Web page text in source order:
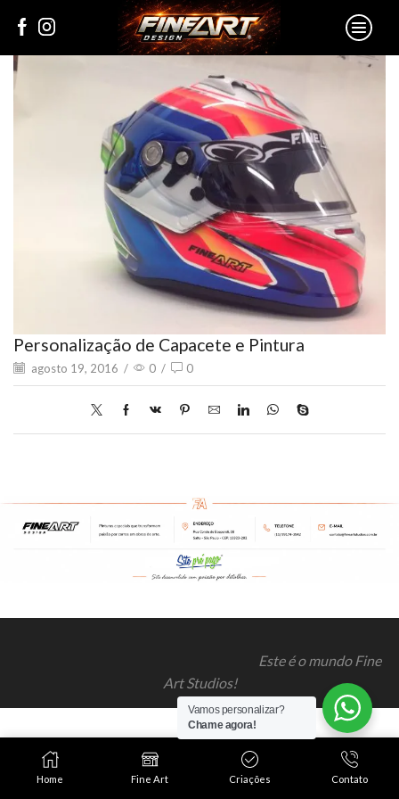
Personalização de Capacete e Pintura
agosto 19, 2016 / 0 / 0
Este é o mundo Fine
Art Studios!
Home Fine Art Criações Contato
Vamos personalizar?
Chame agora!